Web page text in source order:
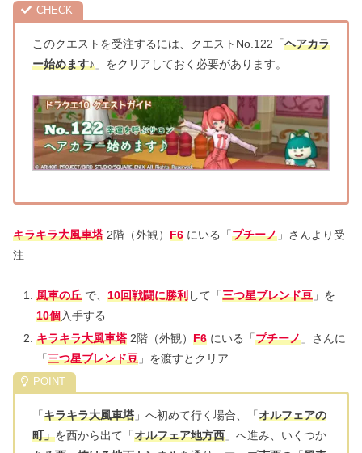
このクエストを受注するには、クエストNo.122「ヘアカラ
ー始めます♪ 」をクリアしておく必要があります。
キラキラ大風車塔 2階（外観） F6 にいる「プチーノ 」さんより受
注
風車の丘で、 10回戦闘に勝利して「三つ星ブレンド豆」を
10個入手する
キラキラ大風車塔2階（外観） F6にいる「プチーノ」さんに
「三つ星ブレンド豆」を渡すとクリア
「キラキラ大風車塔 」へ初めて行く場合、「オルフェアの
町」を西から出て「オルフェア地方西 」へ進み、いくつか